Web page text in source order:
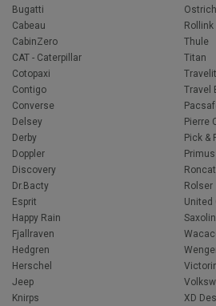
Bugatti
Cabeau
CabinZero
CAT - Caterpillar
Cotopaxi
Contigo
Converse
Delsey
Derby
Doppler
Discovery
Dr.Bacty
Esprit
Happy Rain
Fjallraven
Hedgren
Herschel
Jeep
Knirps
Rollink
Thule
Titan
Travel
Pierre
Pick &
Primus
Rolser
United
XD